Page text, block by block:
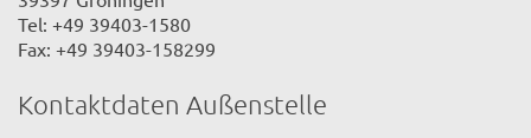
Tel: +49 39403-1580
Fax: +49 39403-158299
Kontaktdaten Außenstelle